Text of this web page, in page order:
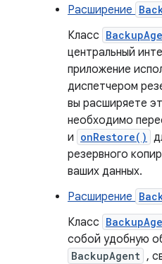
Расширение
Класс
центральный
приложение
диспетчером
вы расширяете
необходимо
и onRestore()
резервного
ваших данных.
Расширение
Класс
собой удобную
BackupAgent ,